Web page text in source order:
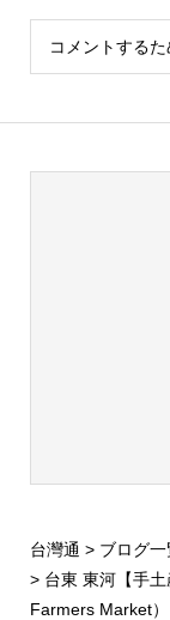
コメントするた
台灣通 > ブログ
> 台東 東河【手
Farmers Market）